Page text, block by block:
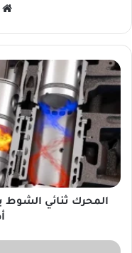
المحرك
ثنائي
الشوط
بمكابس
متقابلة:
كيف
يعمل؟
وما
أهم
مميزاته؟
المحرك ثنائي
ما